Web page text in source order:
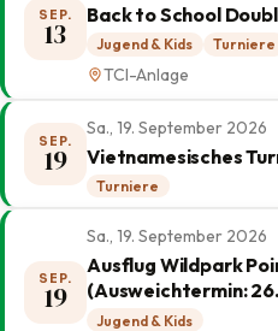
SEP.
13
Back to School
Jugend & Kids Turniere
TCI-Anlage
SEP.
19
Sa., 19. September 2026
Vietnamesisches
Turniere
SEP.
19
Sa., 19. September 2026
Ausflug Wildpark
(Ausweichtermin:
Jugend & Kids